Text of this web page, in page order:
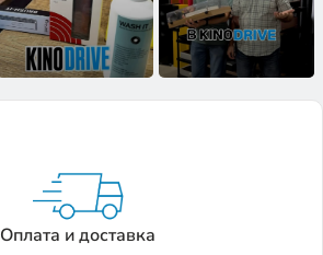
Оплата и доставка